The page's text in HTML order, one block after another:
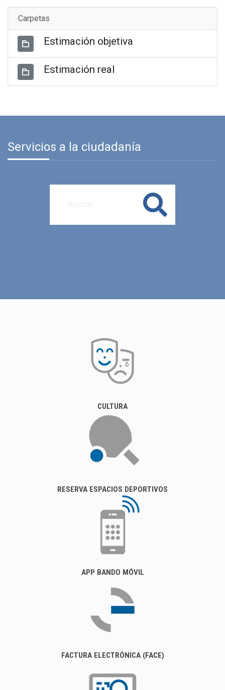
Carpetas
Estimación objetiva
Estimación real
Servicios a la ciudadanía
Buscar
CULTURA
RESERVA ESPACIOS DEPORTIVOS
APP BANDO MÓVIL
FACTURA ELECTRÓNICA (FACE)